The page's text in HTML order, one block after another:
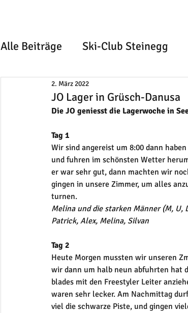
Alle Beiträge Ski-Club Steinegg
JO Lager in Grüsch-Danusa
2. März 2022
Die JO geniesst die Lagerwoche in
Tag 1
Wir sind angereist um 8:00 dann
und fuhren im schönsten Wetter
er war sehr gut, dann machten wir
gingen in unsere Zimmer, um alles
turnen.
Melina und die starken Männer (M, U,
Patrick, Alex, Melina, Silvan
Tag 2
Heute Morgen mussten wir unseren
wir dann um halb neun abfuhrten hat
blades mit den Freestyler Leiter
waren sehr lecker. Am Nachmittag
viel die schwarze Piste, und gingen